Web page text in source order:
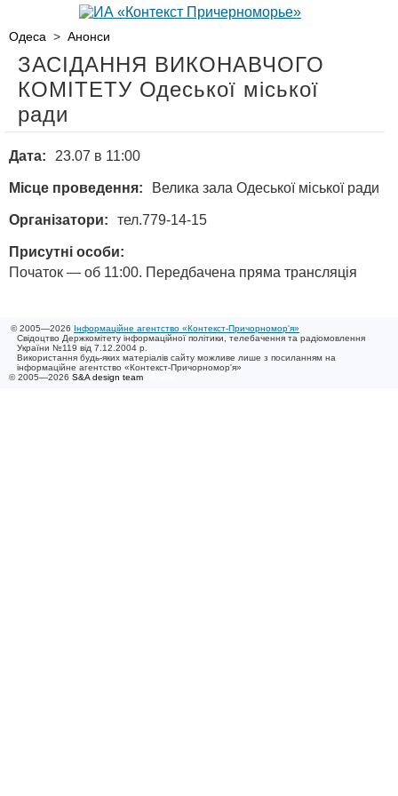
Одеса > Анонси
ЗАСІДАННЯ ВИКОНАВЧОГО
КОМІТЕТУ Одеської міської
ради
Дата: 23.07 в 11:00
Місце проведення: Велика зала Одеської міської ради
Організатори: тел.779-14-15
Присутні особи:
Початок — об 11:00. Передбачена пряма трансляція
© 2005—2026 Інформаційне агентство «Контекст-Причорномор'я»
Свідоцтво Держкомітету інформаційної політики, телебачення та радіомовлення
України №119 від 7.12.2004 р.
Використання будь-яких матеріалів сайту можливе лише з посиланням на
інформаційне агентство «Контекст-Причорномор'я»
© 2005—2026 S&A design team